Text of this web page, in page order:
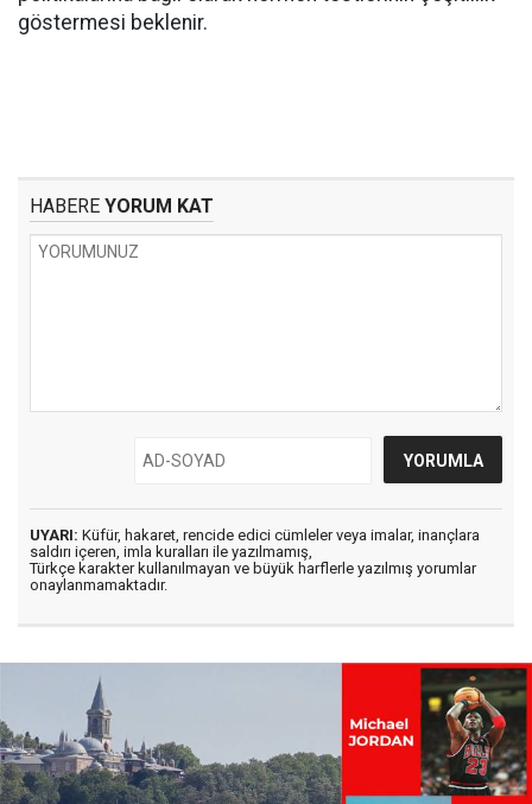
göstermesi beklenir.
HABERE YORUM KAT
UYARI: Küfür, hakaret, rencide edici cümleler veya imalar, inançlara
saldırı içeren, imla kuralları ile yazılmamış,
Türkçe karakter kullanılmayan ve büyük harflerle yazılmış yorumlar
onaylanmamaktadır.